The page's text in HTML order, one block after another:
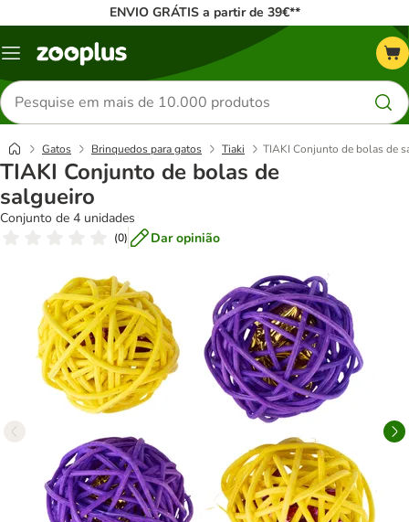
ENVIO GRÁTIS a partir de 39€**
Menu
Pesquisar
produtos
Gatos Brinquedos para gatos Tiaki TIAKI Conjunto de bolas de
TIAKI Conjunto de bolas de
salgueiro
Conjunto de 4 unidades
(0) Dar opinião